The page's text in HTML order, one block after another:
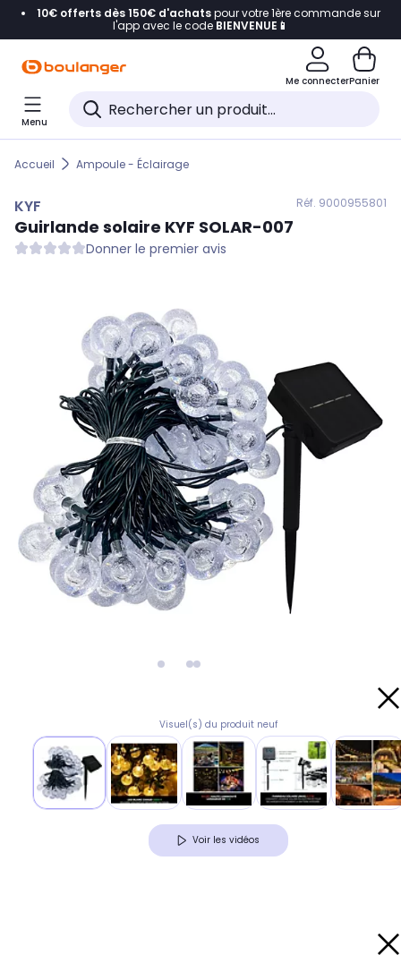
Accéder directement à la navigation
Accéder directement au pied de page
Accéder directement au chatbot
10€ offerts dès 150€ d'achatspour votre 1ère commande sur
l'app avec le code BIENVENUE📱
Me connecterPanier
Menu
Accueil Ampoule - Éclairage
KYF Réf. 9000955801
Guirlande solaire KYF SOLAR-007
Donner le premier avis
Visuel(s) du produit neuf
Voir les vidéos